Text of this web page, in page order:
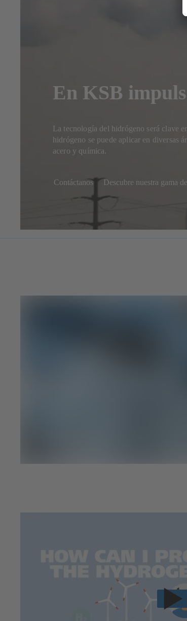
En KSB
La tecnología del hidrógeno será clave
hidrógeno se puede aplicar en diversas
acero y química.
Contáctanos Descubre nuestra gama